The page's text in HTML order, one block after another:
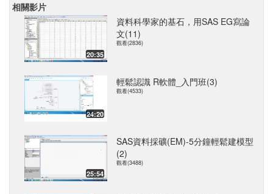
相關影片
20:35
資料科學家的基石，用SAS EG寫論
文(11)
觀看(2836)
24:20
輕鬆認識 R軟體_入門班(3)
觀看(4533)
25:54
SAS資料採礦(EM)-5分鐘輕鬆建模型
(2)
觀看(3488)